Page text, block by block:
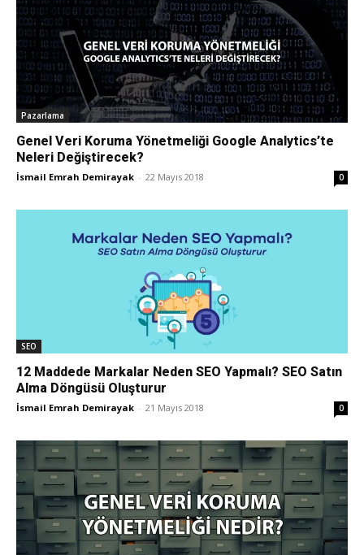
Pazarlama
Genel Veri Koruma Yönetmeliği Google Analytics’te
Neleri Değiştirecek?
İsmail Emrah Demirayak - 22 Mayıs 2018 0
SEO
12 Maddede Markalar Neden SEO Yapmalı? SEO Satın
Alma Döngüsü Oluşturur
İsmail Emrah Demirayak - 21 Mayıs 2018 0